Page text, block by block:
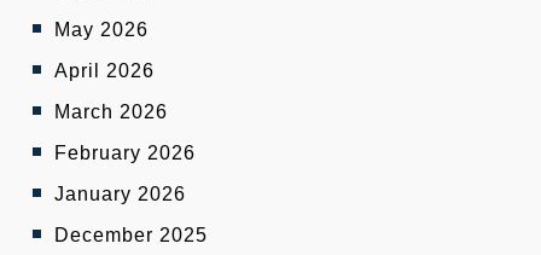
May 2026
April 2026
March 2026
February 2026
January 2026
December 2025